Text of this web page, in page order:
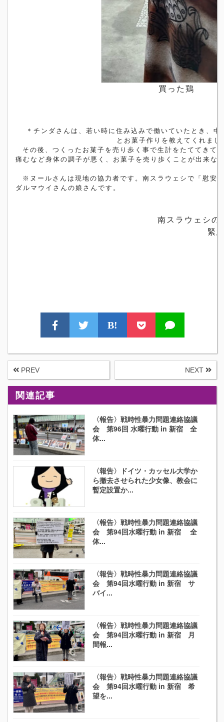
買った鶏
＊チンダさんは、若い時に住み込みで働いていたとき、
とお菓子作りを教えてくれまし
その後、つくったお菓子を売り歩く事で生計をたててきて
痛むなど身体の調子が悪く、お菓子を売り歩くことが出来な
※ヌールさんは現地の協力者です。南スラウェシで「慰安
ダルマウイさんの娘さんです。
南スラウェシの
緊
B!
PREV NEXT
関連記事
〈報告〉戦時性暴力問題連絡協議
会 第96回 水曜行動 in 新宿 全
体...
〈報告〉ドイツ・カッセル大学か
ら撤去させられた少女像、教会に
暫定設置か...
〈報告〉戦時性暴力問題連絡協議
会 第94回水曜行動 in 新宿 全
体...
〈報告〉戦時性暴力問題連絡協議
会 第94回水曜行動 in 新宿 サ
バイ...
〈報告〉戦時性暴力問題連絡協議
会 第94回水曜行動 in 新宿 月
間報...
〈報告〉戦時性暴力問題連絡協議
会 第94回水曜行動 in 新宿 希
望を...